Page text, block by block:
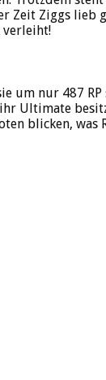
Zeit Ziggs lieb
verleiht!
um nur 487
Ultimate
blicken, was